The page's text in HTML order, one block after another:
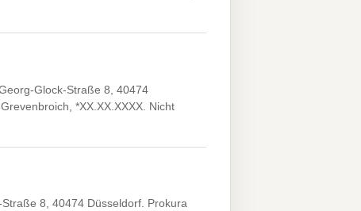
Glock-Straße 8, 40474
*XX.XX.XXXX. Nicht
8, 40474 Düsseldorf. Prokura